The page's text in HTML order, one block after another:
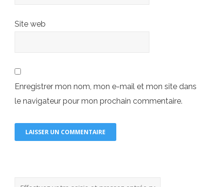
Site web
Enregistrer mon nom, mon e-mail et mon site dans
le navigateur pour mon prochain commentaire.